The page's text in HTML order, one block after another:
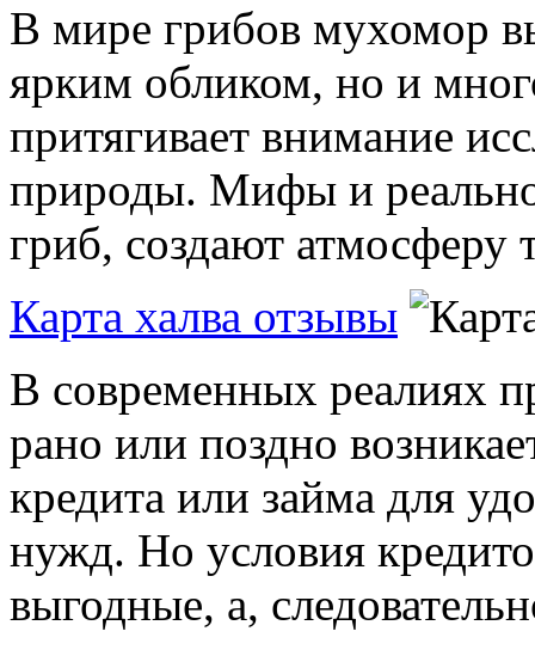
В мире грибов мухомор
ярким обликом, но и
притягивает внимание
природы. Мифы и
гриб, создают атмосферу
Карта халва отзывы
В современных реалиях
рано или поздно
кредита или займа для
нужд. Но условия
выгодные, а,